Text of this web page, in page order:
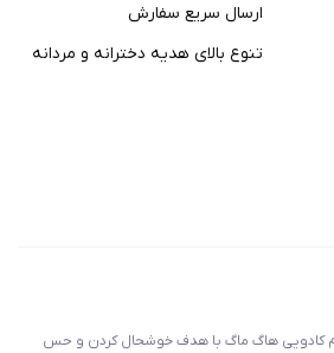
ارسال سریع سفارش
تنوع بالای هدیه دخترانه و مردانه
کادویی هاگ ماگ با هدف خوشحال کردن و حس